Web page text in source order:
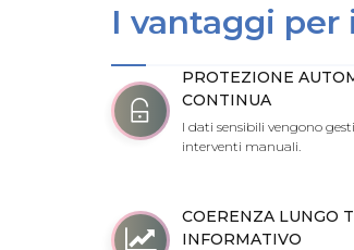
I vantaggi per
PROTEZIONE
CONTINUA
I dati sensibili vengono
interventi manuali.
COERENZA LUNGO
INFORMATIVO